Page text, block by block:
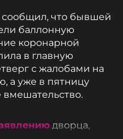
сообщил, что бывшей
баллонную
коронарной
в главную
с жалобами на
а уже в пятницу
вмешательство.
дворца,